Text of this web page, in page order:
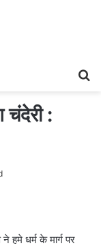
चंदेरी :
हमे धर्म के मार्ग पर